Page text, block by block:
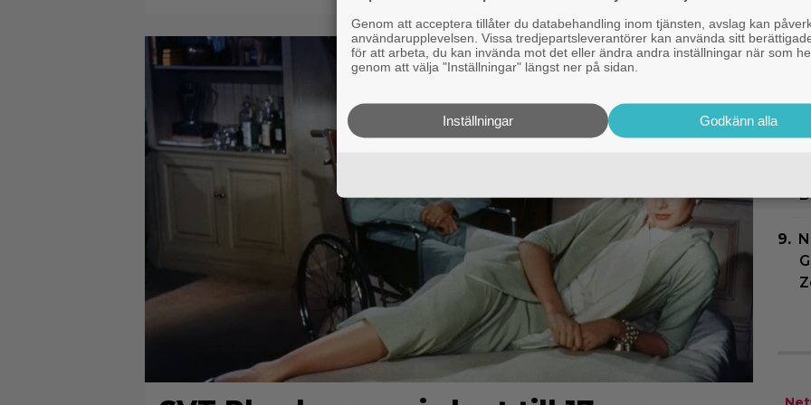
Genom att acceptera tillåter du databehandling inom tjänsten, avslag kan
användarupplevelsen. Vissa tredjepartsleverantörer kan använda sitt
för att arbeta, du kan invända mot det eller ändra andra inställningar när som
genom att välja "Inställningar" längst ner på sidan.
Godkänn alla
Inställningar